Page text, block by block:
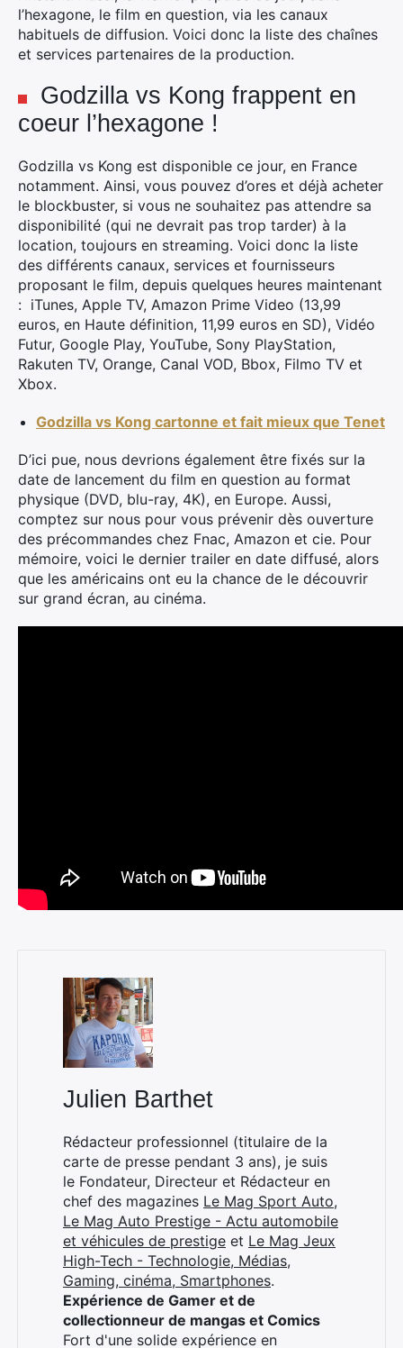
l’hexagone, le film en question, via les canaux
habituels de diffusion. Voici donc la liste des chaînes
et services partenaires de la production.
Godzilla vs Kong frappent en
coeur l’hexagone !
Godzilla vs Kong est disponible ce jour, en France
notamment. Ainsi, vous pouvez d’ores et déjà acheter
le blockbuster, si vous ne souhaitez pas attendre sa
disponibilité (qui ne devrait pas trop tarder) à la
location, toujours en streaming. Voici donc la liste
des différents canaux, services et fournisseurs
proposant le film, depuis quelques heures maintenant
: iTunes, Apple TV, Amazon Prime Video (13,99
euros, en Haute définition, 11,99 euros en SD), Vidéo
Futur, Google Play, YouTube, Sony PlayStation,
Rakuten TV, Orange, Canal VOD, Bbox, Filmo TV et
Xbox.
Godzilla vs Kong cartonne et fait mieux que Tenet
D’ici pue, nous devrions également être fixés sur la
date de lancement du film en question au format
physique (DVD, blu-ray, 4K), en Europe. Aussi,
comptez sur nous pour vous prévenir dès ouverture
des précommandes chez Fnac, Amazon et cie. Pour
mémoire, voici le dernier trailer en date diffusé, alors
que les américains ont eu la chance de le découvrir
sur grand écran, au cinéma.
Julien Barthet
Rédacteur professionnel (titulaire de la
carte de presse pendant 3 ans), je suis
le Fondateur, Directeur et Rédacteur en
chef des magazines Le Mag Sport Auto,
Le Mag Auto Prestige - Actu automobile
et véhicules de prestige et Le Mag Jeux
High-Tech - Technologie, Médias,
Gaming, cinéma, Smartphones.
Expérience de Gamer et de
collectionneur de mangas et Comics
Fort d'une solide expérience en